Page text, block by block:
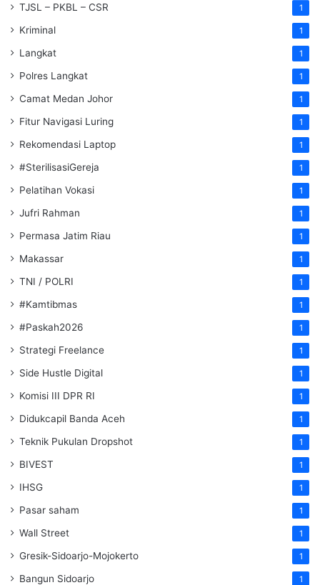
TJSL – PKBL – CSR 1
Kriminal 1
Langkat 1
Polres Langkat 1
Camat Medan Johor 1
Fitur Navigasi Luring 1
Rekomendasi Laptop 1
#SterilisasiGereja 1
Pelatihan Vokasi 1
Jufri Rahman 1
Permasa Jatim Riau 1
Makassar 1
TNI / POLRI 1
#Kamtibmas 1
#Paskah2026 1
Strategi Freelance 1
Side Hustle Digital 1
Komisi III DPR RI 1
Didukcapil Banda Aceh 1
Teknik Pukulan Dropshot 1
BIVEST 1
IHSG 1
Pasar saham 1
Wall Street 1
Gresik-Sidoarjo-Mojokerto 1
Bangun Sidoarjo 1